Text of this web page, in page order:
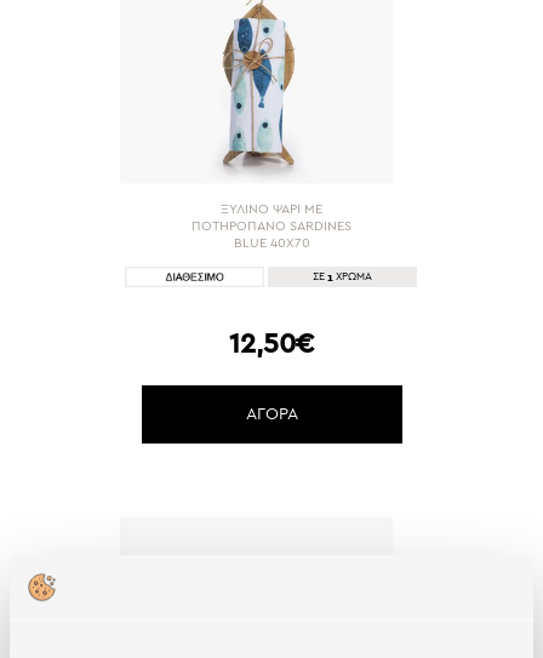
ΞΥΛΙΝΟ ΨΑΡΙ ΜΕ
ΠΟΤΗΡΟΠΑΝΟ SARDINES
BLUE 40X70
ΣΕ 1 ΧΡΩΜΑ
12,50€
ΑΓΟΡΑ